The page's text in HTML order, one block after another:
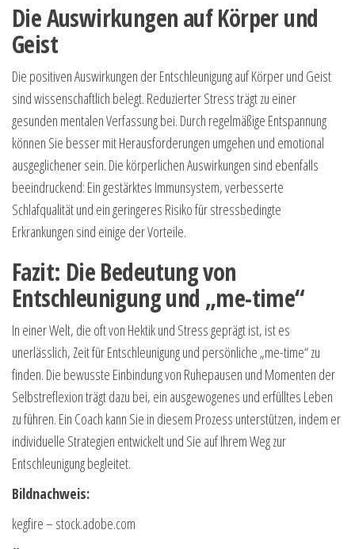
Die Auswirkungen auf Körper und
Geist
Die positiven Auswirkungen der Entschleunigung auf Körper und Geist
sind wissenschaftlich belegt. Reduzierter Stress trägt zu einer
gesunden mentalen Verfassung bei. Durch regelmäßige Entspannung
können Sie besser mit Herausforderungen umgehen und emotional
ausgeglichener sein. Die körperlichen Auswirkungen sind ebenfalls
beeindruckend: Ein gestärktes Immunsystem, verbesserte
Schlafqualität und ein geringeres Risiko für stressbedingte
Erkrankungen sind einige der Vorteile.
Fazit: Die Bedeutung von
Entschleunigung und „me-time“
In einer Welt, die oft von Hektik und Stress geprägt ist, ist es
unerlässlich, Zeit für Entschleunigung und persönliche „me-time“ zu
finden. Die bewusste Einbindung von Ruhepausen und Momenten der
Selbstreflexion trägt dazu bei, ein ausgewogenes und erfülltes Leben
zu führen. Ein Coach kann Sie in diesem Prozess unterstützen, indem er
individuelle Strategien entwickelt und Sie auf Ihrem Weg zur
Entschleunigung begleitet.
Bildnachweis:
kegfire– stock.adobe.com